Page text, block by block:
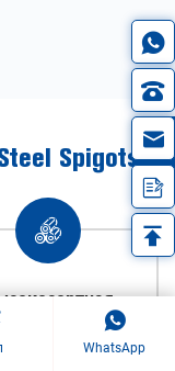
Spigots?
сталь
304 / 316WhatsApp